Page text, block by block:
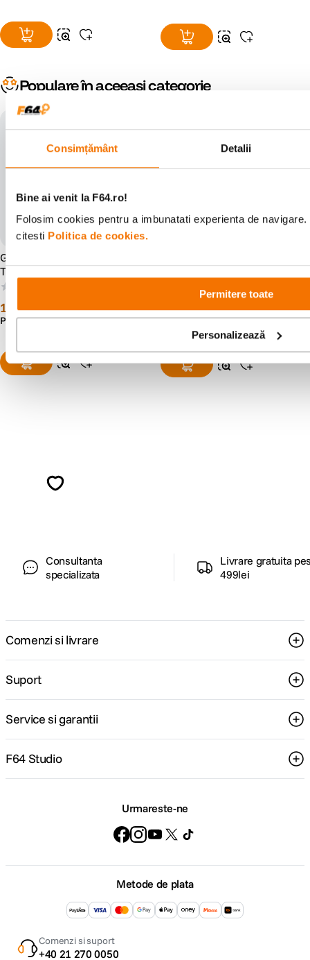
Consimțământ Detalii
Bine ai venit la F64.ro!
Folosim cookies pentru a imbunatati experienta de
citesti Politica de cookies.
Permitere toate
Personalizează
Populare în aceeași categorie
Godox GMB-01 Geanta de
Transport Rigida
119 lei
Preț anterior:14100 lei
(1)
507 lei
Consultanta
specializata
Livrare gratuita
499lei
Comenzi si livrare
Suport
Service si garantii
F64 Studio
Urmareste-ne
Metode de plata
Comenzi si suport
+40 21 270 0050